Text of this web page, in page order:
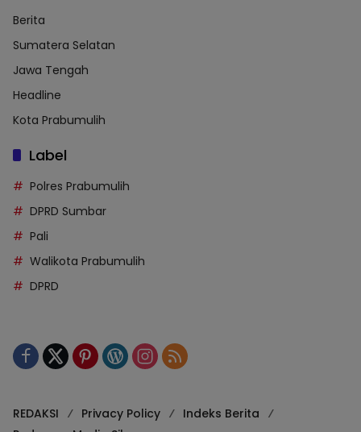
Berita
Sumatera Selatan
Jawa Tengah
Headline
Kota Prabumulih
Label
Polres Prabumulih
DPRD Sumbar
Pali
Walikota Prabumulih
DPRD
REDAKSI Privacy Policy
Indeks Berita